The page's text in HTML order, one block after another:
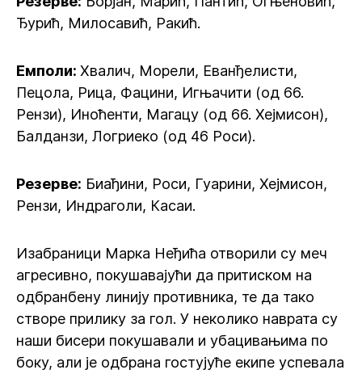
Ђурић, Милосавић, Ракић.
Емполи: Хвалич, Морели, Еванђелисти,
Пецола, Рица, Фацини, Игњачити (од 66.
Рензи), Иноћенти, Магацу (од 66. Хејмисон),
Балданзи, Логриеко (од 46 Роси).
Резерве: Биађини, Роси, Гуарини, Хејмисон,
Рензи, Индраголи, Касаи.
Изабраници Марка Неђића отворили су меч
агресивно, покушавајући да притиском на
одбранбену линију противника, те да тако
створе прилику за гол. У неколико наврата су
наши бисери покушавали и убацивањима по
боку, али је одбрана гостујуће екипе успевала